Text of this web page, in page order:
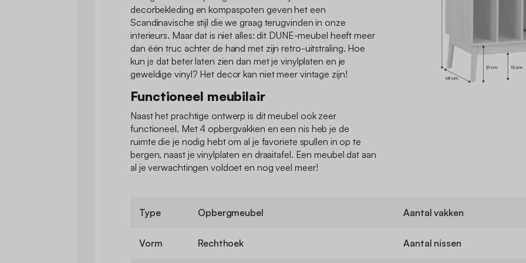
decorbekleding en kompaspoten geven het een
Scandinavische stijl die we graag terugvinden in onze
interieurs. Maar dat is niet alles: dit DUNE-meubel heeft meer
dan één truc achter de hand met zijn retro-uitstraling. Hoe
kun je dat beter laten zien dan met je vinylplaten en je
geweldige vinyl? Het decor kan niet meer vintage zijn!
Functioneel meubilair
Naast het prachtige ontwerp is dit meubel ook zeer
functioneel. Met 4 opbergvakken en een nis heb je de
ruimte die je nodig hebt om al je favoriete spullen in op te
bergen, naast je vinylplaten en draaitafel. Een meubel dat aan
al je verwachtingen voldoet en nog veel meer!
Type Opbergmeubel
Vorm Rechthoek
Aantal vakken
Aantal nissen